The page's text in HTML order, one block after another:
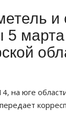
и
5
на юге